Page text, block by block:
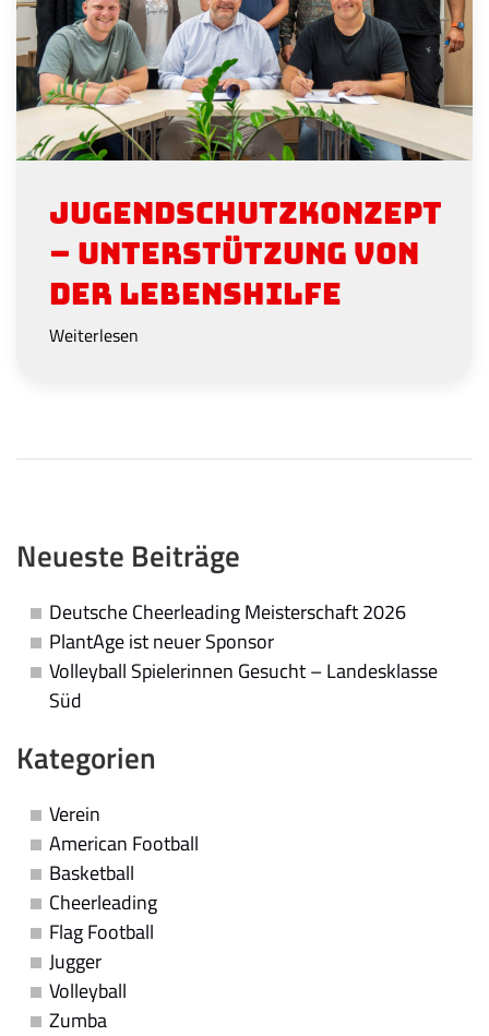
Jugendschutzkonzept
– Unterstützung von
der Lebenshilfe
Weiterlesen
Neueste Beiträge
Deutsche Cheerleading Meisterschaft 2026
PlantAge ist neuer Sponsor
Volleyball Spielerinnen Gesucht – Landesklasse
Süd
Kategorien
Verein
American Football
Basketball
Cheerleading
Flag Football
Jugger
Volleyball
Zumba